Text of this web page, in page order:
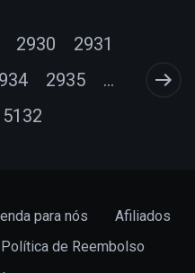
2930
2931
2935
...
5132
para nós
Afiliados
Política de Reembolso